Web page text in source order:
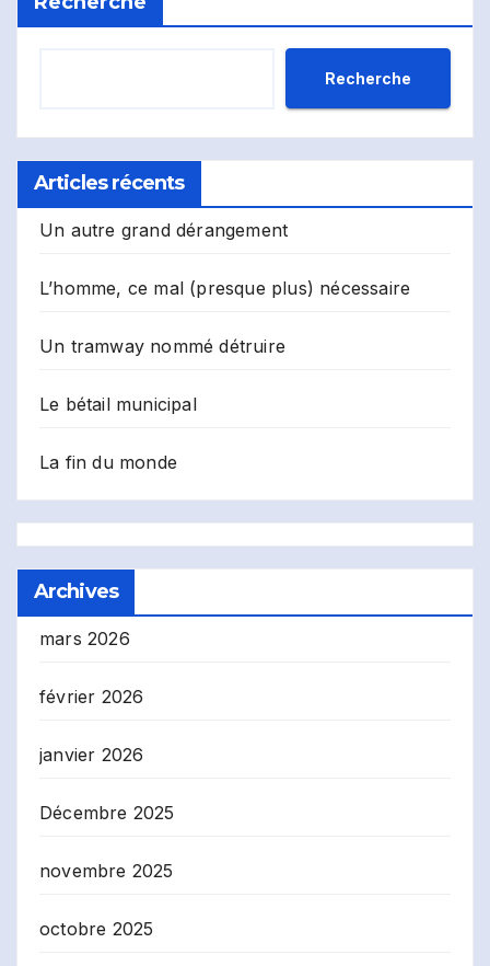
Recherche
Articles récents
Un autre grand dérangement
L’homme, ce mal (presque plus) nécessaire
Un tramway nommé détruire
Le bétail municipal
La fin du monde
Archives
mars 2026
février 2026
janvier 2026
Décembre 2025
novembre 2025
octobre 2025